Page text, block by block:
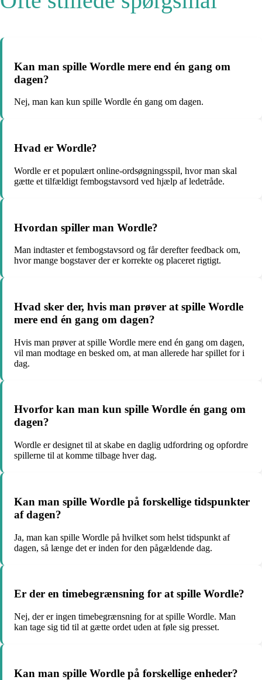
Kan man spille Wordle mere end én gang om
dagen?
Nej, man kan kun spille Wordle én gang om dagen.
Hvad er Wordle?
Wordle er et populært online-ordsøgningsspil, hvor man skal
gætte et tilfældigt fembogstavsord ved hjælp af ledetråde.
Hvordan spiller man Wordle?
Man indtaster et fembogstavsord og får derefter feedback om,
hvor mange bogstaver der er korrekte og placeret rigtigt.
Hvad sker der, hvis man prøver at spille Wordle
mere end én gang om dagen?
Hvis man prøver at spille Wordle mere end én gang om dagen,
vil man modtage en besked om, at man allerede har spillet for i
dag.
Hvorfor kan man kun spille Wordle én gang om
dagen?
Wordle er designet til at skabe en daglig udfordring og opfordre
spillerne til at komme tilbage hver dag.
Kan man spille Wordle på forskellige tidspunkter
af dagen?
Ja, man kan spille Wordle på hvilket som helst tidspunkt af
dagen, så længe det er inden for den pågældende dag.
Er der en timebegrænsning for at spille Wordle?
Nej, der er ingen timebegrænsning for at spille Wordle. Man
kan tage sig tid til at gætte ordet uden at føle sig presset.
Kan man spille Wordle på forskellige enheder?